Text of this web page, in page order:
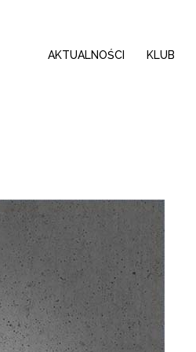
AKTUALNOŚCI KLUB